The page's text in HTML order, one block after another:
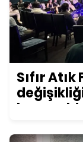
Sıfır
konuşuldu